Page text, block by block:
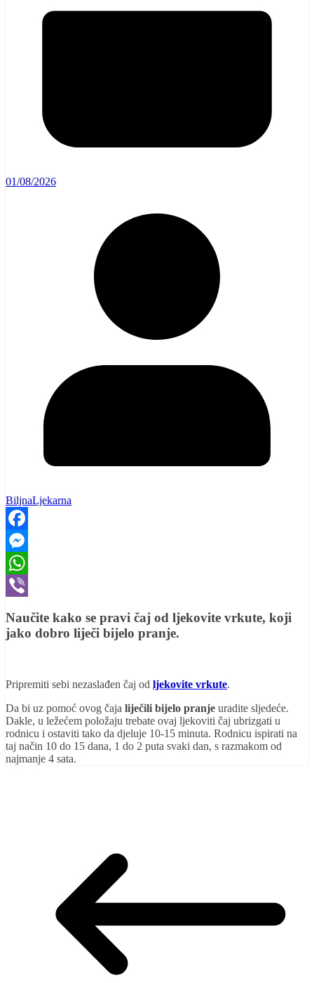
01/08/2026
BiljnaLjekarna
Facebook
Messenger
WhatsApp
Naučite kako se pravi čaj od ljekovite vrkute, koji
jako dobro liječi bijelo pranje.
Pripremiti sebi nezaslađen čaj od ljekovite vrkute.
Da bi uz pomoć ovog čaja liječili bijelo pranje uradite sljedeće.
Dakle, u ležećem položaju trebate ovaj ljekoviti čaj ubrizgati u
rodnicu i ostaviti tako da djeluje 10-15 minuta. Rodnicu ispirati na
taj način 10 do 15 dana, 1 do 2 puta svaki dan, s razmakom od
najmanje 4 sata.